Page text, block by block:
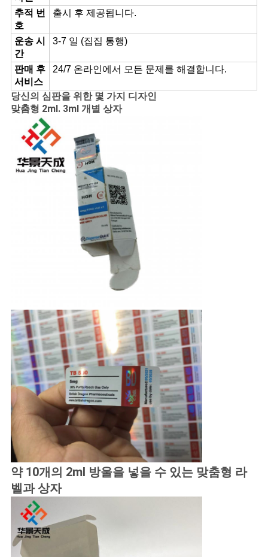
추적 번
호
출시 후 제공됩니다.
운송 시
간
3-7 일 (집집 통행)
판매 후
서비스
24/7 온라인에서 모든 문제를 해결합니다.
당신의 심판을 위한 몇 가지 디자인
맞춤형 2ml. 3ml 개별 상자
약 10개의 2ml 방울을 넣을 수 있는 맞춤형 라
벨과 상자